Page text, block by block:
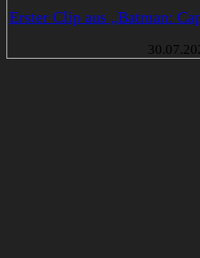
Erster Clip aus „Batman: